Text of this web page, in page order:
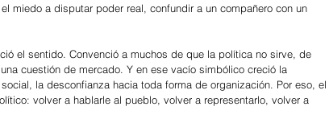
miedo a disputar poder real, confundir a un compañero con un
el sentido. Convenció a muchos de que la política no sirve, de
cuestión de mercado. Y en ese vacío simbólico creció la
la desconfianza hacia toda forma de organización. Por eso, el
volver a hablarle al pueblo, volver a representarlo, volver a